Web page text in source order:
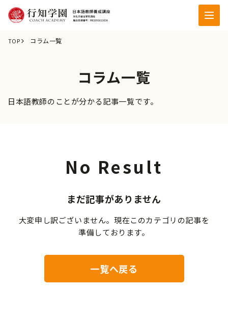
TOP コラム一覧
コラム一覧
日本語教師のことが分かる記事一覧です。
No Result
まだ記事がありません
大変申し訳ございません。現在このカテゴリの記事を
準備しております。
一覧へ戻る